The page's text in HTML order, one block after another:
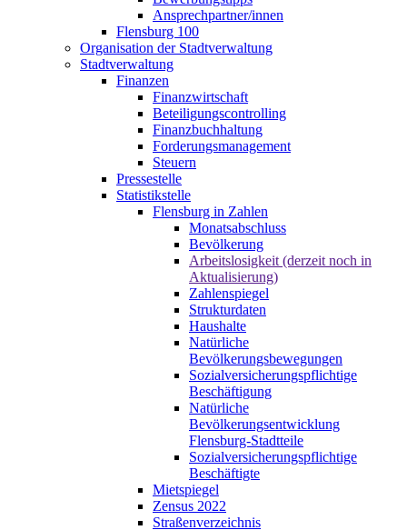
Ansprechpartner/innen
Flensburg 100
Organisation der Stadtverwaltung
Stadtverwaltung
Finanzen
Finanzwirtschaft
Beteiligungscontrolling
Finanzbuchhaltung
Forderungsmanagement
Steuern
Pressestelle
Statistikstelle
Flensburg in Zahlen
Monatsabschluss
Bevölkerung
Arbeitslosigkeit (derzeit noch in
Aktualisierung)
Zahlenspiegel
Strukturdaten
Haushalte
Natürliche
Bevölkerungsbewegungen
Sozialversicherungspflichtige
Beschäftigung
Natürliche
Bevölkerungsentwicklung
Flensburg-Stadtteile
Sozialversicherungspflichtige
Beschäftigte
Mietspiegel
Zensus 2022
Straßenverzeichnis